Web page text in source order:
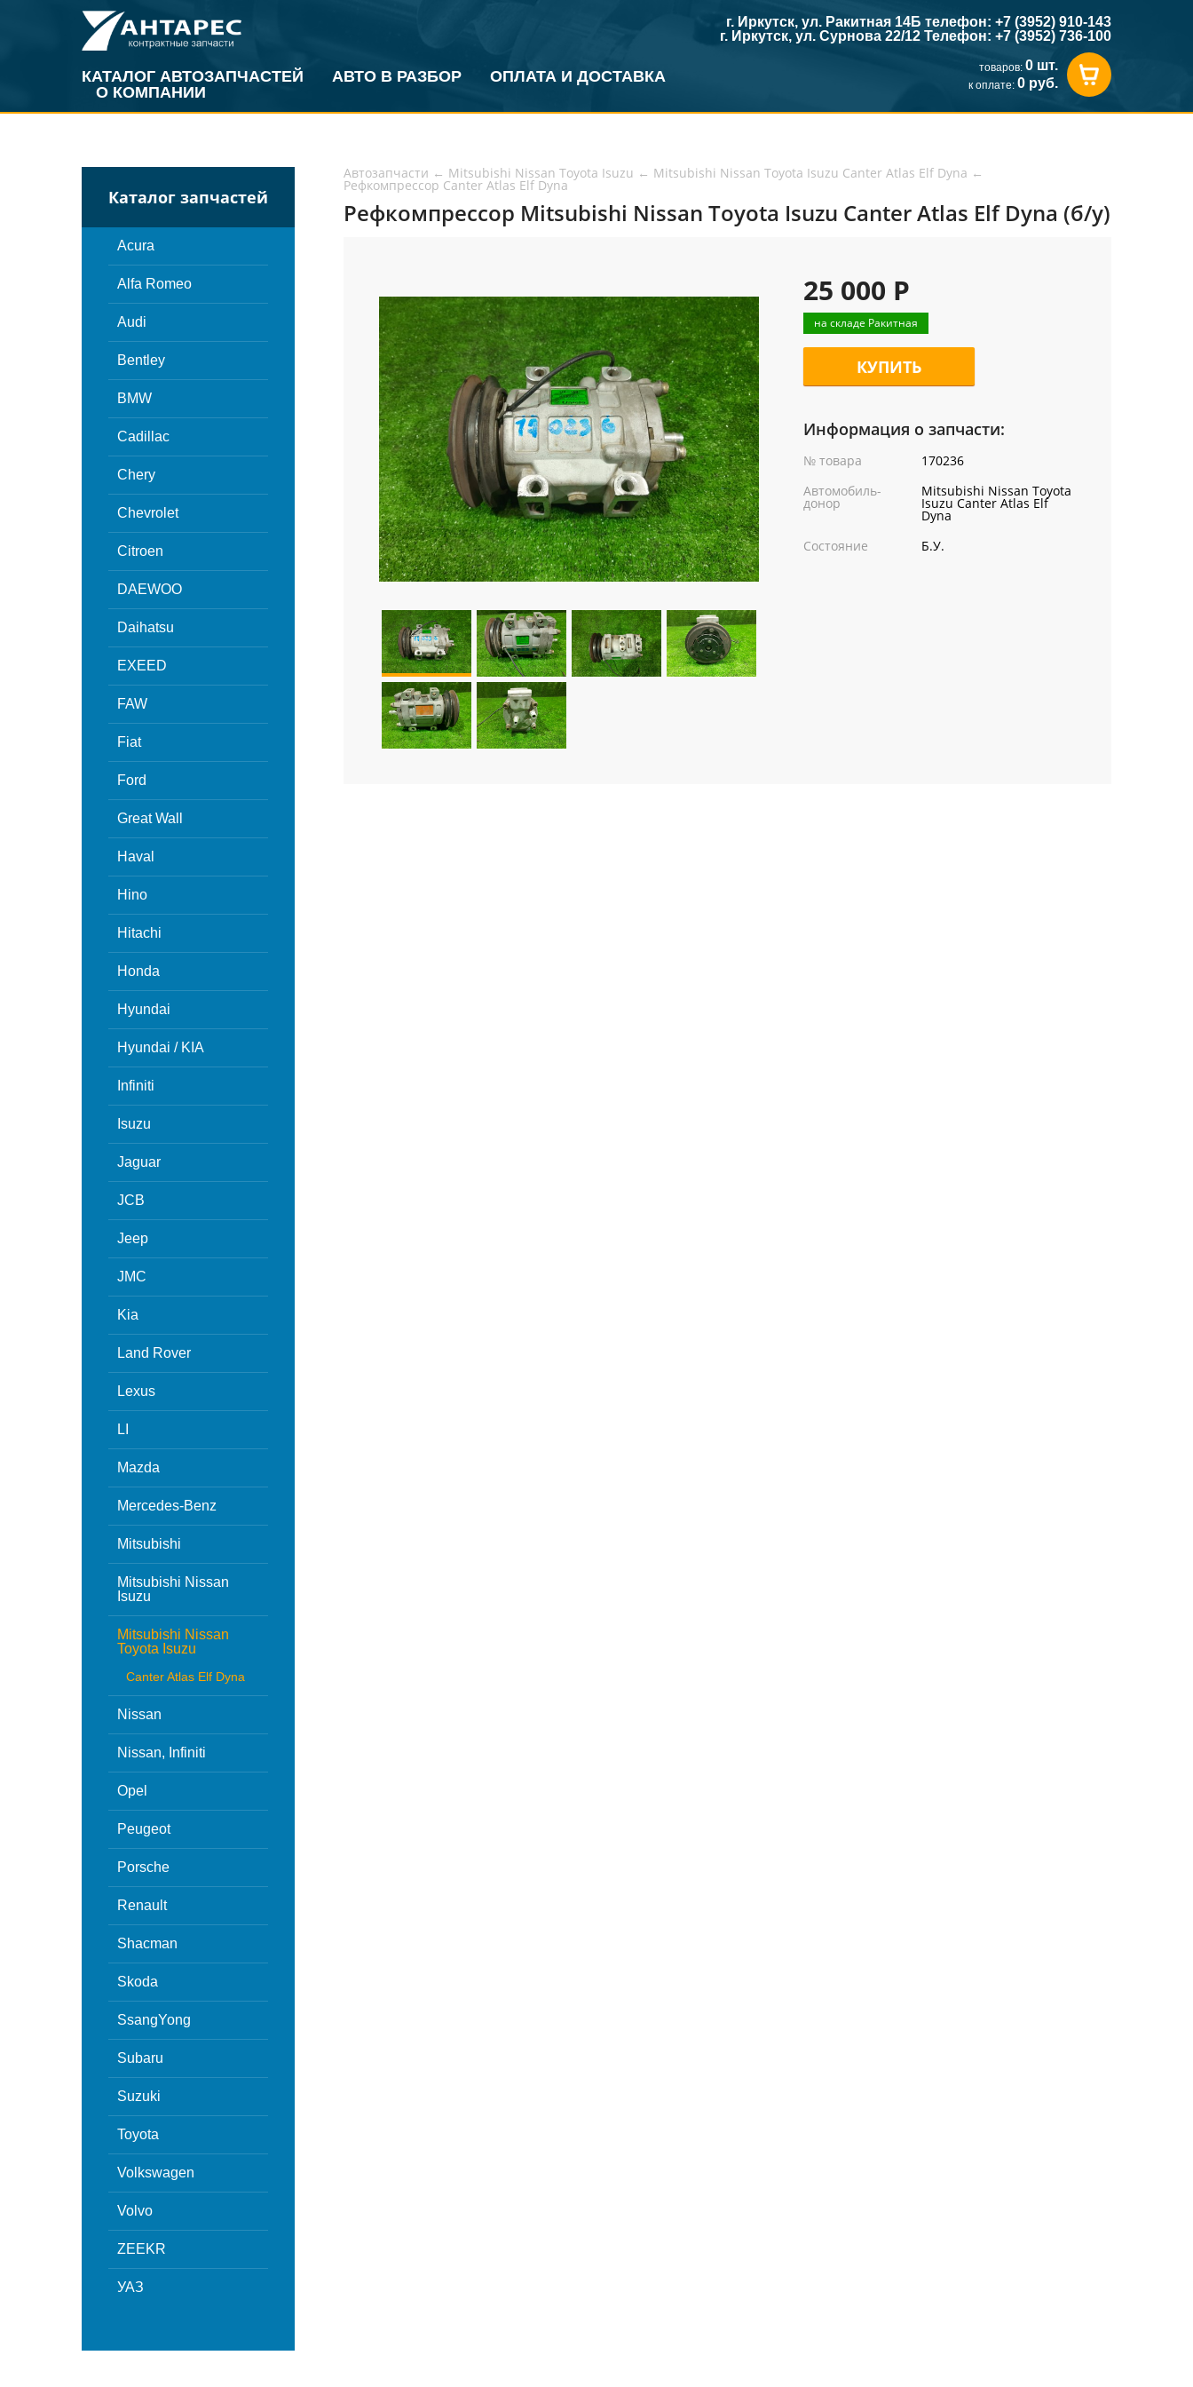
КАТАЛОГ АВТОЗАПЧАСТЕЙ АВТО В РАЗБОР
ОПЛАТА И ДОСТАВКА
О КОМПАНИИ
г. Иркутск, ул. Ракитная 14Б телефон: +7 (3952) 910-143
г. Иркутск, ул. Сурнова 22/12 Телефон: +7 (3952) 736-100
товаров: 0 шт.
к оплате: 0 руб.
Каталог запчастей
Acura
Alfa Romeo
Audi
Bentley
BMW
Cadillac
Chery
Chevrolet
Citroen
DAEWOO
Daihatsu
EXEED
FAW
Fiat
Ford
Great Wall
Haval
Hino
Hitachi
Honda
Hyundai
Hyundai / KIA
Infiniti
Isuzu
Jaguar
JCB
Jeep
JMC
Kia
Land Rover
Lexus
LI
Mazda
Mercedes-Benz
Mitsubishi
Mitsubishi Nissan
Isuzu
Mitsubishi Nissan
Toyota Isuzu
Canter Atlas Elf Dyna
Nissan
Nissan, Infiniti
Opel
Peugeot
Porsche
Renault
Shacman
Skoda
SsangYong
Subaru
Suzuki
Toyota
Volkswagen
Volvo
ZEEKR
УАЗ
Автозапчасти ← Mitsubishi Nissan Toyota Isuzu ← Mitsubishi Nissan Toyota Isuzu Canter Atlas Elf Dyna ←
Рефкомпрессор Canter Atlas Elf Dyna
Рефкомпрессор Mitsubishi Nissan Toyota Isuzu Canter Atlas Elf Dyna (б/у)
25 000 Р
на складе Ракитная
КУПИТЬ
Информация о запчасти:
№ товара
170236
Автомобиль-
донор
Mitsubishi Nissan Toyota
Isuzu Canter Atlas Elf
Dyna
Состояние
Б.У.